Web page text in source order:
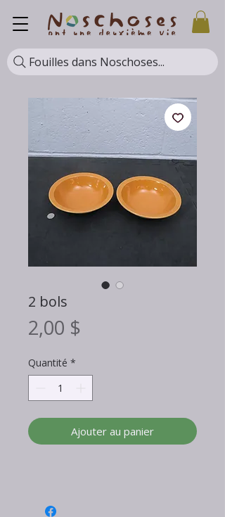
Fouilles dans Noschoses...
2 bols
2,00 $
Quantité *
Ajouter au panier